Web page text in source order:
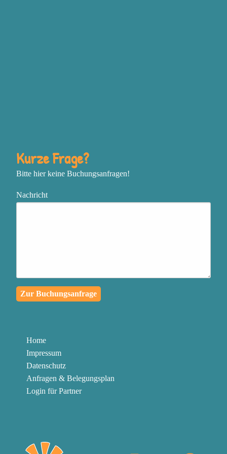
chaotischen Umfeld
Menschen in deinem
Umfeld zu verwandeln
zu kommunizieren
Kurze Frage?
Bitte hier keine Buchungsanfragen!
Nachricht
Zur Buchungsanfrage
Home
Impressum
Datenschutz
Anfragen & Belegungsplan
Login für Partner